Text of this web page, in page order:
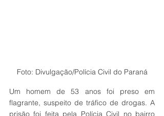
Foto: Divulgação/Polícia Civil do Paraná
Um homem de 53 anos foi preso em
flagrante, suspeito de tráfico de drogas. A
prisão foi feita pela Polícia Civil no bairro